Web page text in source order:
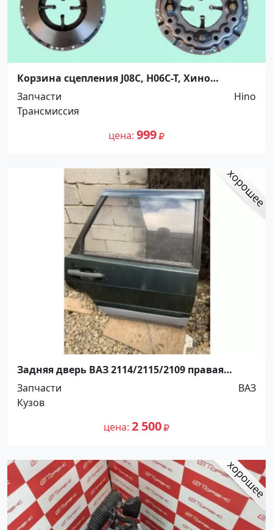
Корзина сцепления J08C, H06C-T, Хино
Рейнджер, VALEO. Распродажа! До -100%!
Краснодар
Запчасти
Hino
Трансмиссия
цена 999
Задняя дверь ВАЗ 2114/2115/2109 правая
Краснодар
Запчасти
ВАЗ
Кузов
цена 2 500